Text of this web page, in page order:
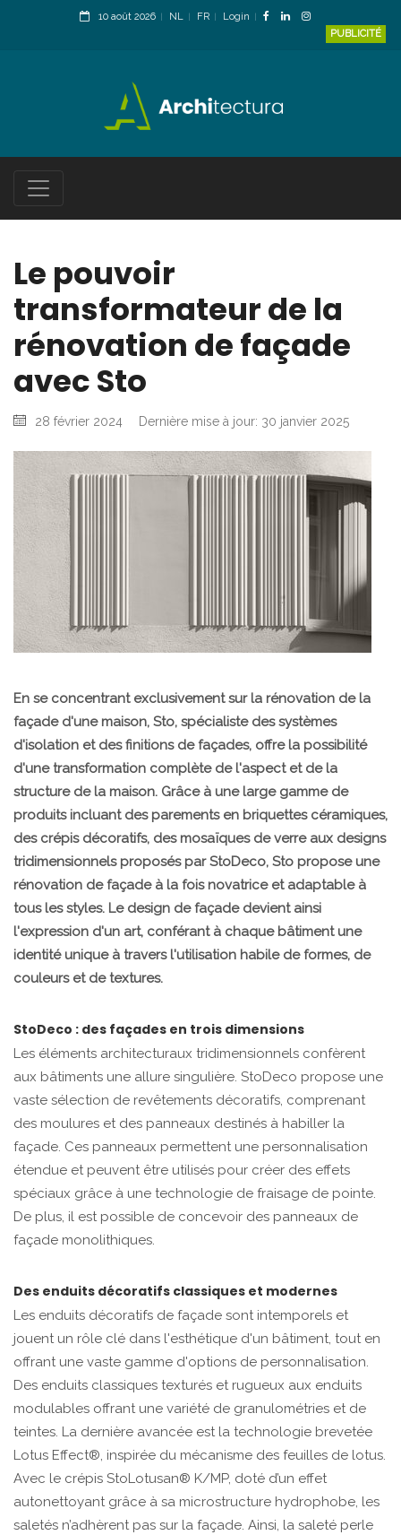
10 août 2026 NL FR
Login
PUBLICITÉ
Le pouvoir
transformateur de la
rénovation de façade
avec Sto
28 février 2024 Dernière mise à jour: 30 janvier 2025
En se concentrant exclusivement sur la rénovation de la
façade d'une maison, Sto, spécialiste des systèmes
d'isolation et des finitions de façades, offre la possibilité
d'une transformation complète de l'aspect et de la
structure de la maison. Grâce à une large gamme de
produits incluant des parements en briquettes céramiques,
des crépis décoratifs, des mosaïques de verre aux designs
tridimensionnels proposés par StoDeco, Sto propose une
rénovation de façade à la fois novatrice et adaptable à
tous les styles. Le design de façade devient ainsi
l'expression d'un art, conférant à chaque bâtiment une
identité unique à travers l'utilisation habile de formes, de
couleurs et de textures.
StoDeco : des façades en trois dimensions
Les éléments architecturaux tridimensionnels confèrent
aux bâtiments une allure singulière. StoDeco propose une
vaste sélection de revêtements décoratifs, comprenant
des moulures et des panneaux destinés à habiller la
façade. Ces panneaux permettent une personnalisation
étendue et peuvent être utilisés pour créer des effets
spéciaux grâce à une technologie de fraisage de pointe.
De plus, il est possible de concevoir des panneaux de
façade monolithiques.
Des enduits décoratifs classiques et modernes
Les enduits décoratifs de façade sont intemporels et
jouent un rôle clé dans l'esthétique d'un bâtiment, tout en
offrant une vaste gamme d'options de personnalisation.
Des enduits classiques texturés et rugueux aux enduits
modulables offrant une variété de granulométries et de
teintes. La dernière avancée est la technologie brevetée
Lotus Effect®, inspirée du mécanisme des feuilles de lotus.
Avec le crépis StoLotusan® K/MP, doté d’un effet
autonettoyant grâce à sa microstructure hydrophobe, les
saletés n’adhèrent pas sur la façade. Ainsi, la saleté perle